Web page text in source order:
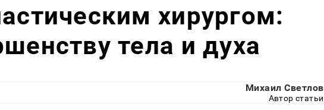
хирургом:
тела и духа
Михаил Светлов
Автор статьи